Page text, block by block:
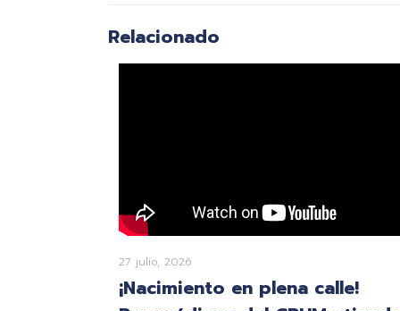
Relacionado
27 julio, 2026
¡Nacimiento en plena calle!